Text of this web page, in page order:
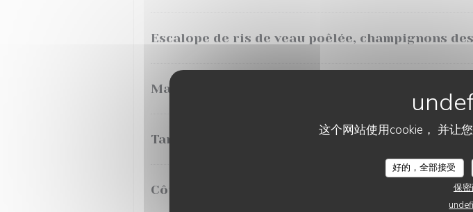
这个网站使用cookie， 并让
好的，全部接受
保
Escalope de ris de veau poêlée, champignons
Magret de canard, sauce aux fruits rouges,
Tartare de boeuf préparé par nos soins, frites
Côte de veau, rôtie sauce aux morilles, haricots